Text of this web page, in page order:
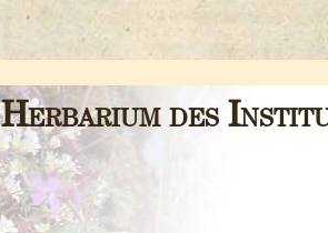
Herbarium des